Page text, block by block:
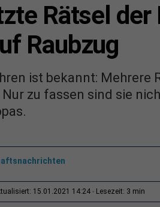
Rätsel
Raubzug
ist bekannt: Mehrere
zu fassen sind sie
15.01.2021 14:24 Lesezeit: 3 min